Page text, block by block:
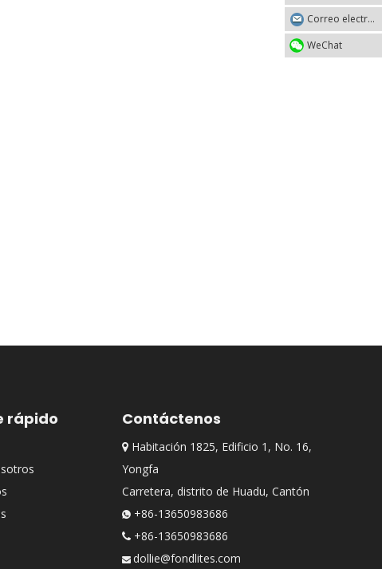
Correo electrónico
WeChat
rápido Contáctenos
Habitación 1825, Edificio 1, No. 16,
Yongfa
Carretera, distrito de Huadu, Cantón
+86-13650983686
+86-13650983686
 dollie@fondlites.com